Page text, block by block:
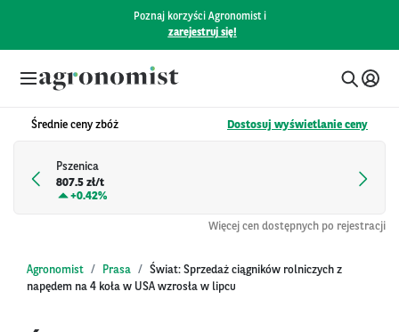
Poznaj korzyści Agronomist i
zarejestruj się!
Średnie ceny zbóż Dostosuj wyświetlanie ceny
Pszenica
807.5 zł/t
+0.42%
Więcej cen dostępnych po rejestracji
Agronomist Prasa
Świat: Sprzedaż ciągników rolniczych z
napędem na 4 koła w USA wzrosła w lipcu